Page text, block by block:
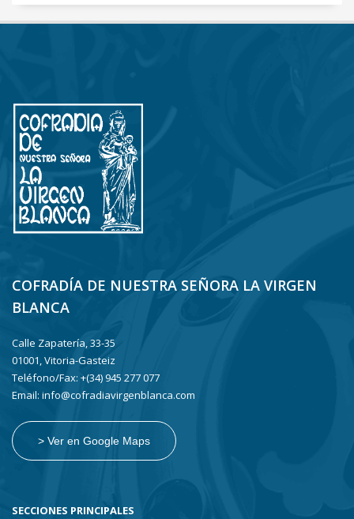
COFRADÍA DE NUESTRA SEÑORA LA VIRGEN
BLANCA
Calle Zapatería, 33-35
01001, Vitoria-Gasteiz
Teléfono/Fax: +(34) 945 277 077
Email: info@cofradiavirgenblanca.com
> Ver en Google Maps
SECCIONES PRINCIPALES